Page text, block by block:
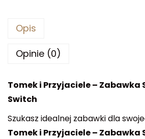
Opis
Opinie (0)
Tomek i Przyjaciele – Zabawka
Switch
Szukasz idealnej zabawki dla
Tomek i Przyjaciele – Zabawka